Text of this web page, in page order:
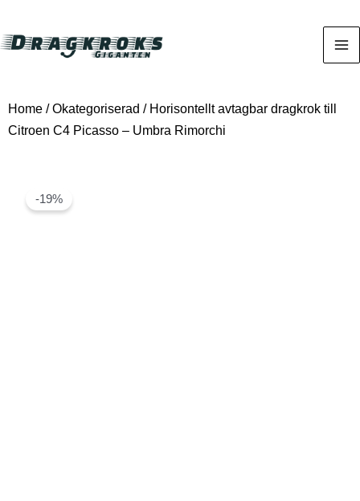
Home /Okategoriserad / Horisontellt avtagbar dragkrok till
Citroen C4 Picasso – Umbra Rimorchi
-19%